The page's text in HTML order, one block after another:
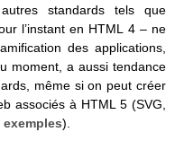
standards tels que
l’instant en HTML 4 – ne
des applications,
moment, a aussi tendance
même si on peut créer
associés à HTML 5 (SVG,
exemples).